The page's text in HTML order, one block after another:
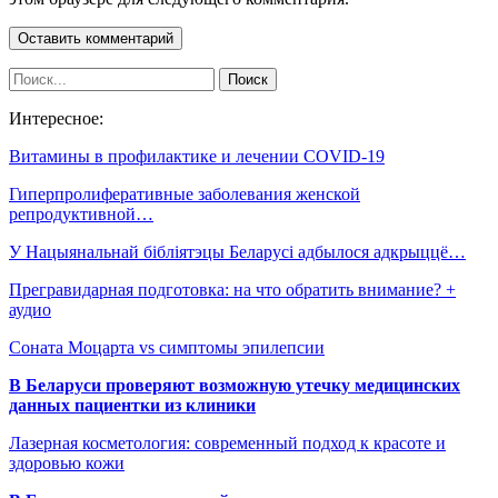
Интересное:
Витамины в профилактике и лечении COVID-19
Гиперпролиферативные заболевания женской
репродуктивной…
У Нацыянальнай бібліятэцы Беларусі адбылося адкрыццё…
Прегравидарная подготовка: на что обратить внимание? +
аудио
Соната Моцарта vs симптомы эпилепсии
В Беларуси проверяют возможную утечку медицинских
данных пациентки из клиники
Лазерная косметология: современный подход к красоте и
здоровью кожи